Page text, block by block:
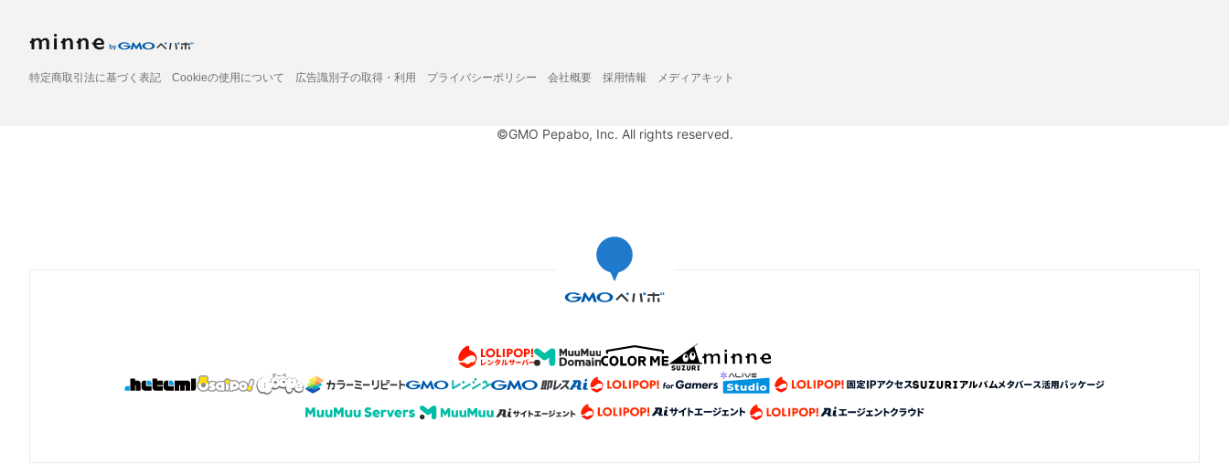
特定商取引法に基づく表記 Cookieの使用について 広告識別子の取得・利用 プライバシーポリシー 会社概要 採用情報 メディアキット
©GMO Pepabo, Inc. All rights reserved.